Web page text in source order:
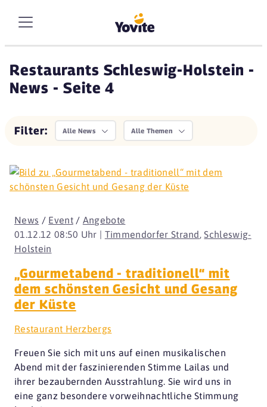
Restaurants Schleswig-Holstein -
News - Seite 4
Filter: Alle News Alle Themen
01.12.12 08:50 Uhr | Timmendorfer Strand,Schleswig-
Holstein
News / Event/ Angebote
„Gourmetabend - traditionell“ mit
dem schönsten Gesicht und Gesang
der Küste
Restaurant Herzbergs
Freuen Sie sich mit uns auf einen musikalischen
Abend mit der faszinierenden Stimme Lailas und
ihrer bezaubernden Ausstrahlung. Sie wird uns in
eine ganz besondere vorweihnachtliche Stimmung